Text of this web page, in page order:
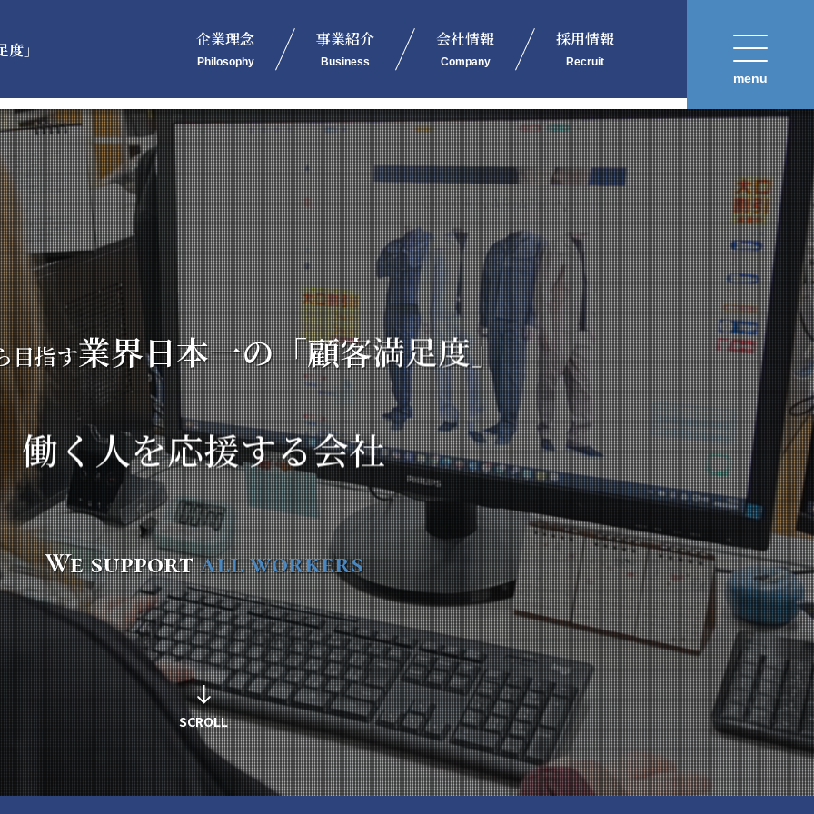
」 企業理念
Philosophy
事業紹介
Business
会社情報
Company
採用情報
Recruit
menu
目指す業界日本一の「顧客満足度」
働く人を応援する会社
We supportall workers
SCROLL